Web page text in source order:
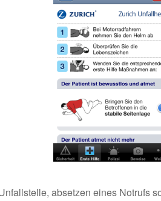
absetzen eines Notrufs